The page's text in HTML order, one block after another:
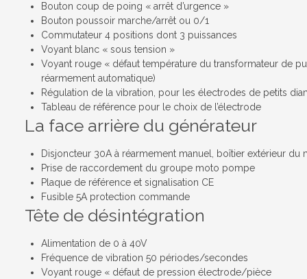
Bouton coup de poing « arrêt d’urgence »
Bouton poussoir marche/arrêt ou 0/1
Commutateur 4 positions dont 3 puissances
Voyant blanc « sous tension »
Voyant rouge « défaut température du transformateur de
réarmement automatique)
Régulation de la vibration, pour les électrodes de petits
Tableau de référence pour le choix de l’électrode
La face arrière du générateur
Disjoncteur 30A à réarmement manuel, boîtier extérieur du
Prise de raccordement du groupe moto pompe
Plaque de référence et signalisation CE
Fusible 5A protection commande
Tête de désintégration
Alimentation de 0 à 40V
Fréquence de vibration 50 périodes/secondes
Voyant rouge « défaut de pression électrode/pièce